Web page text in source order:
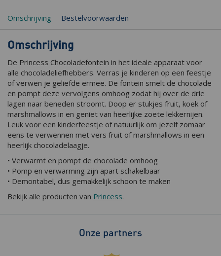
Omschrijving Bestelvoorwaarden
Omschrijving
De Princess Chocoladefontein in het ideale apparaat voor
alle chocoladeliefhebbers. Verras je kinderen op een feestje
of verwen je geliefde ermee. De fontein smelt de chocolade
en pompt deze vervolgens omhoog zodat hij over de drie
lagen naar beneden stroomt. Doop er stukjes fruit, koek of
marshmallows in en geniet van heerlijke zoete lekkernijen.
Leuk voor een kinderfeestje of natuurlijk om jezelf zomaar
eens te verwennen met vers fruit of marshmallows in een
heerlijk chocoladelaagje.
• Verwarmt en pompt de chocolade omhoog
• Pomp en verwarming zijn apart schakelbaar
• Demontabel, dus gemakkelijk schoon te maken
Bekijk alle producten van Princess.
Onze partners